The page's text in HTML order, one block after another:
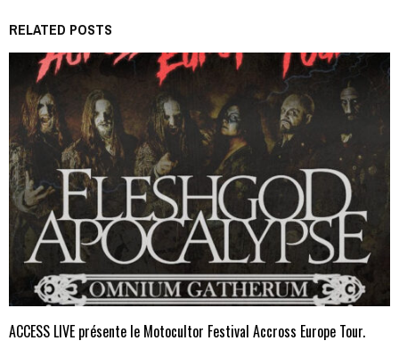
RELATED POSTS
ACCESS LIVE présente le Motocultor Festival Accross Europe Tour.